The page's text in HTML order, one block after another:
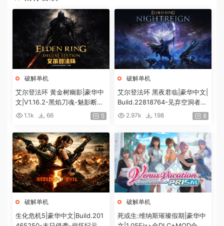
破解单机
艾尔登法环 黄金树幽影|豪华中
文|V1.16.2-黑焰刀魂-魅影断弦
+预购特典+全DLC+修改器|解
1.1k 66 5
破解单机
艾尔登法环 黑夜君临|豪华中文|
Build.22818764-见弃空洞者DL
C+预购特典+全DLC+修改器|解
2.97k 198 8
破解单机
生化危机5|豪华中文|Build.201
破解单机
死或生:维纳斯璀璨假期|豪华中